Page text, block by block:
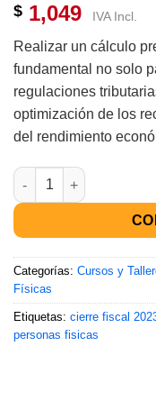
con
5de 5
en base a
valoración
de un
cliente
$ 1,049 IVA Incl.
Realizar un cálculo
fundamental no solo
regulaciones
optimización de los
del rendimiento
Categorías: Cursos y
Físicas
Etiquetas: cierre fiscal
personas fisicas